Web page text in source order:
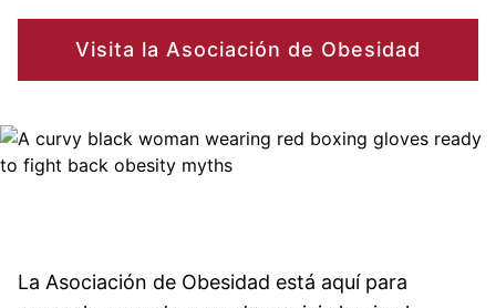
Visita la Asociación de Obesidad
Image
La Asociación de Obesidad está aquí para